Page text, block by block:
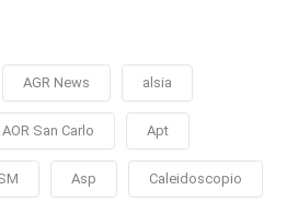
AGR News alsia
AOR San Carlo Apt
Asp Caleidoscopio